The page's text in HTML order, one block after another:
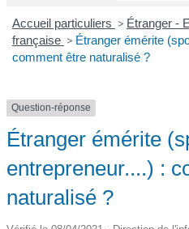
Accueil particuliers > Étranger -
française > Étranger émérite
comment être naturalisé ?
Question-réponse
Étranger émérite
entrepreneur....) :
naturalisé ?